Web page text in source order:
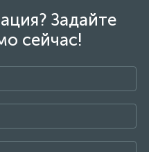
Задайте
сейчас!